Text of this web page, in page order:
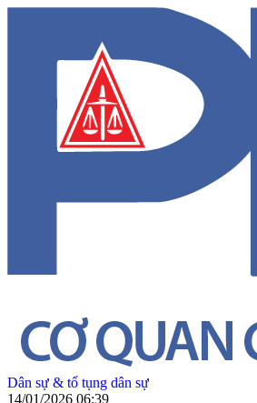
Dân sự & tố tụng dân sự
14/01/2026 06:39